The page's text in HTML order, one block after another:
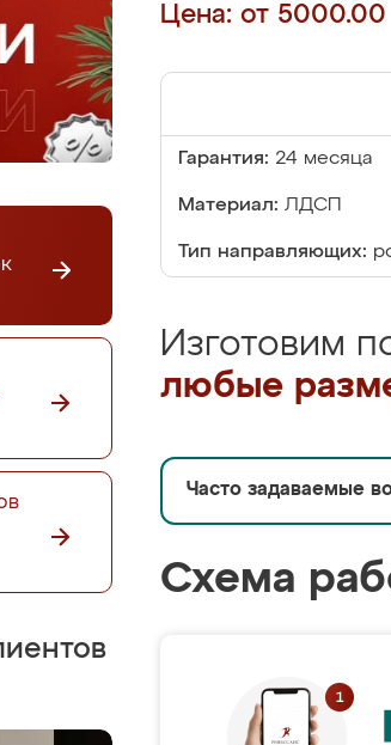
Цена: от 5000.00
Гарантия: 24 месяца
Материал: ЛДСП
Тип направляющих:
Изготовим
любые
Часто задаваемые
Схема